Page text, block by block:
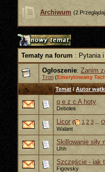
Archiwum (2
Tematy na forum : Pytania
Ogłoszenie: Zanim
Tron (Emerytowany
Temat/Autor
q e z c A hoty
Debolek
Licor ( 1 2 3
Walant
Skillowanie siły
Uhh
Szczęście - jak
Figovsky